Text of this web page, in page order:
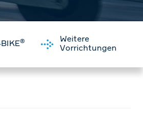
®
Weitere
Vorrichtungen